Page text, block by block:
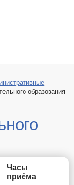
образования
Часы
приёма